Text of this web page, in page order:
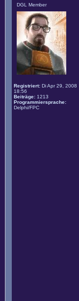
DGL Member
Registriert: Di Apr 29, 2008
18:56
Beiträge: 1213
Programmiersprache:
Delphi/FPC